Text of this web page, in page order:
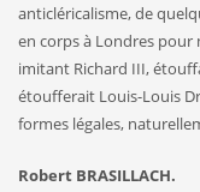
anticléricalisme, de
en corps à Londres pour
imitant Richard III,
étoufferait Louis-Louis
formes légales,
Robert BRASILLACH.